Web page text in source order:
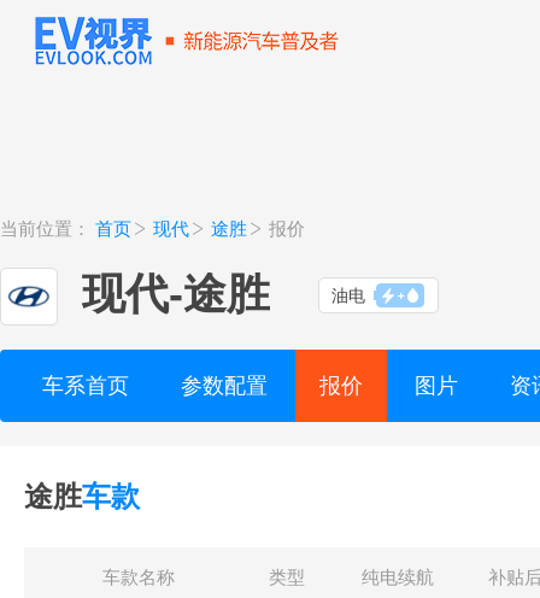
当前位置： 首页 现代 途胜 报价
现代-途胜 油电
车系首页 参数配置 报价 图片 资
途胜车款
车款名称 类型 纯电续航 补贴